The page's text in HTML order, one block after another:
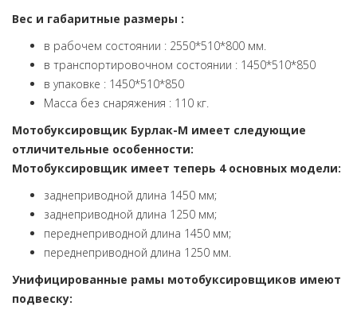
Вес и габаритные размеры :
в рабочем состоянии : 2550*510*800 мм.
в транспортировочном состоянии : 1450*510*850
в упаковке : 1450*510*850
Масса без снаряжения : 110 кг.
Мотобуксировщик Бурлак-M имеет следующие
отличительные особенности:
Мотобуксировщик имеет теперь 4 основных модели:
заднеприводной длина 1450 мм;
заднеприводной длина 1250 мм;
переднеприводной длина 1450 мм;
переднеприводной длина 1250 мм.
Унифицированные рамы мотобуксировщиков имеют
подвеску: